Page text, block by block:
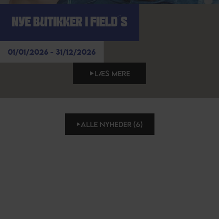
NYE BUTIKKER I FIELD´S
01/01/2026 - 31/12/2026
LÆS MERE
ALLE NYHEDER (6)